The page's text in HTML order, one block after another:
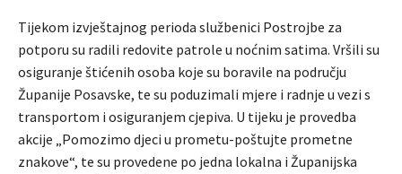
Tijekom izvještajnog perioda službenici Postrojbe za
potporu su radili redovite patrole u noćnim satima. Vršili su
osiguranje štićenih osoba koje su boravile na području
Županije Posavske, te su poduzimali mjere i radnje u vezi s
transportom i osiguranjem cjepiva. U tijeku je provedba
akcije „Pomozimo djeci u prometu-poštujte prometne
znakove“, te su provedene po jedna lokalna i Županijska